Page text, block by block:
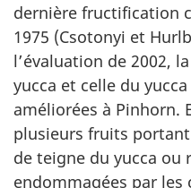
dernière fructification
1975 (Csotonyi et
l’évaluation de 2002,
yucca et celle du
améliorées à Pinhorn.
plusieurs fruits
de teigne du yucca ou
endommagées par les